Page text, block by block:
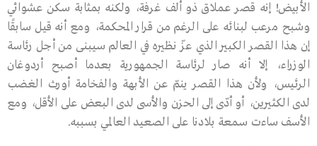
الأبيض! إنه قصر عملاق ذو ألف غرفة، ولكنه بمثابة سكن عشوائي
وشبح مرعب لبنائه على الرغم من قرار المحكمة، ومع أنه قيل سابقًا
إن هذا القصر الكبير الذي عزّ نظيره في العالم سيبنى من أجل رئاسة
الوزراء، إلا أنه صار لرئاسة الجمهورية بعدما أصبح أردوغان
الرئيس، ولأن هذا القصر ينمّ عن الأبهة والفخامة أورث الغضب
لدى الكثيرين، أو أدّى إلى الحزن والأسى لدى البعض على الأقل، ومع
الأسف ساءت سمعة بلادنا على الصعيد العالمي بسببه.